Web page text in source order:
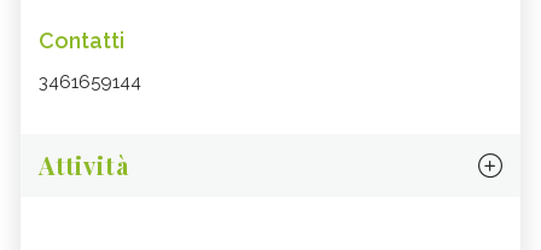
Contatti
3461659144
Attività